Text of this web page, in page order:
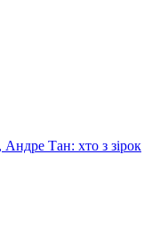
Тан: хто з зірок